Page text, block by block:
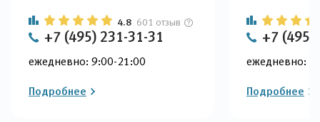
4.8 601 отзыв
+7 (495) 231-31-31
ежедневно: 9:00-21:00
Подробнее
+7 (495)
ежедневно:
Подробнее